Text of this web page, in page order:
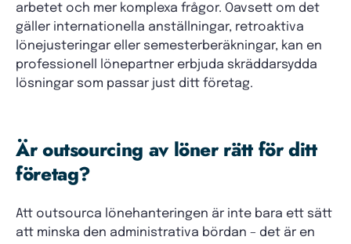
arbetet och mer komplexa frågor. Oavsett om det
gäller internationella anställningar, retroaktiva
lönejusteringar eller semesterberäkningar, kan en
professionell lönepartner erbjuda skräddarsydda
lösningar som passar just ditt företag.
Är outsourcing av löner rätt för ditt
företag?
Att outsourca lönehanteringen är inte bara ett sätt
att minska den administrativa bördan – det är en